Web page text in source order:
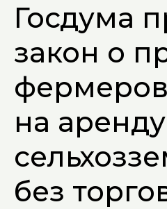
Госдума
закон о
фермеров
на аренду
без